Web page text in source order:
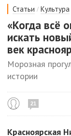
Статьи / Культура
«Когда всё
искать
век
Морозная
истории
21
Красноярская